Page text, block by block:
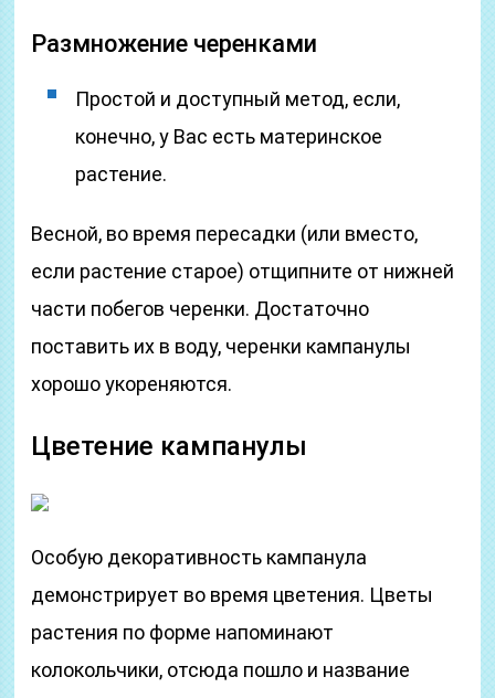
Размножение черенками
Простой и доступный метод, если,
конечно, у Вас есть материнское
растение.
Весной, во время пересадки (или вместо,
если растение старое) отщипните от нижней
части побегов черенки. Достаточно
поставить их в воду, черенки кампанулы
хорошо укореняются.
Цветение кампанулы
Особую декоративность кампанула
демонстрирует во время цветения. Цветы
растения по форме напоминают
колокольчики, отсюда пошло и название